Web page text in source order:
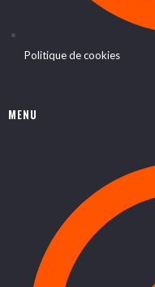
Politique de cookies
MENU